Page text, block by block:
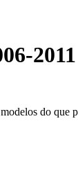
2011
do que